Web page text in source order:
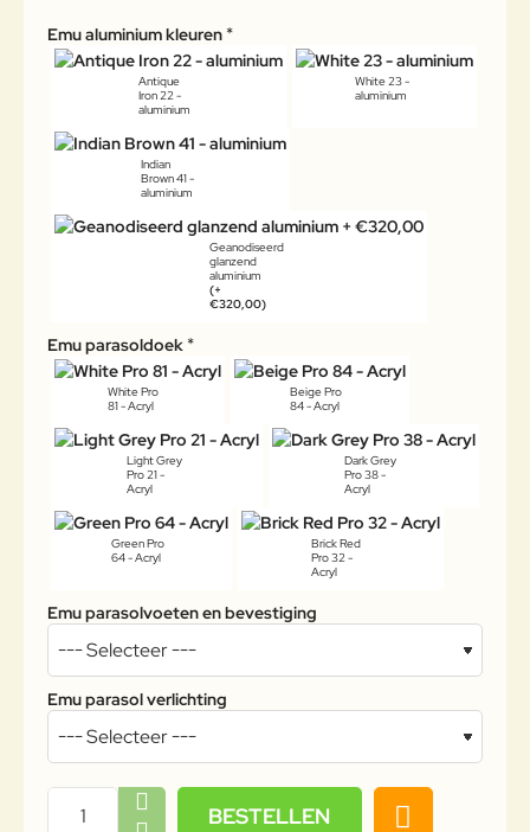
Emu aluminium kleuren
Antique
Iron 22 -
aluminium
White 23 -
aluminium
Indian
Brown 41 -
aluminium
Geanodiseerd
glanzend
aluminium
(+
€320,00)
Emu parasoldoek
White Pro
81 - Acryl
Beige Pro
84 - Acryl
Light Grey
Pro 21 -
Acryl
Dark Grey
Pro 38 -
Acryl
Green Pro
64 - Acryl
Brick Red
Pro 32 -
Acryl
Emu parasolvoeten en bevestiging
Emu parasol verlichting
BESTELLEN